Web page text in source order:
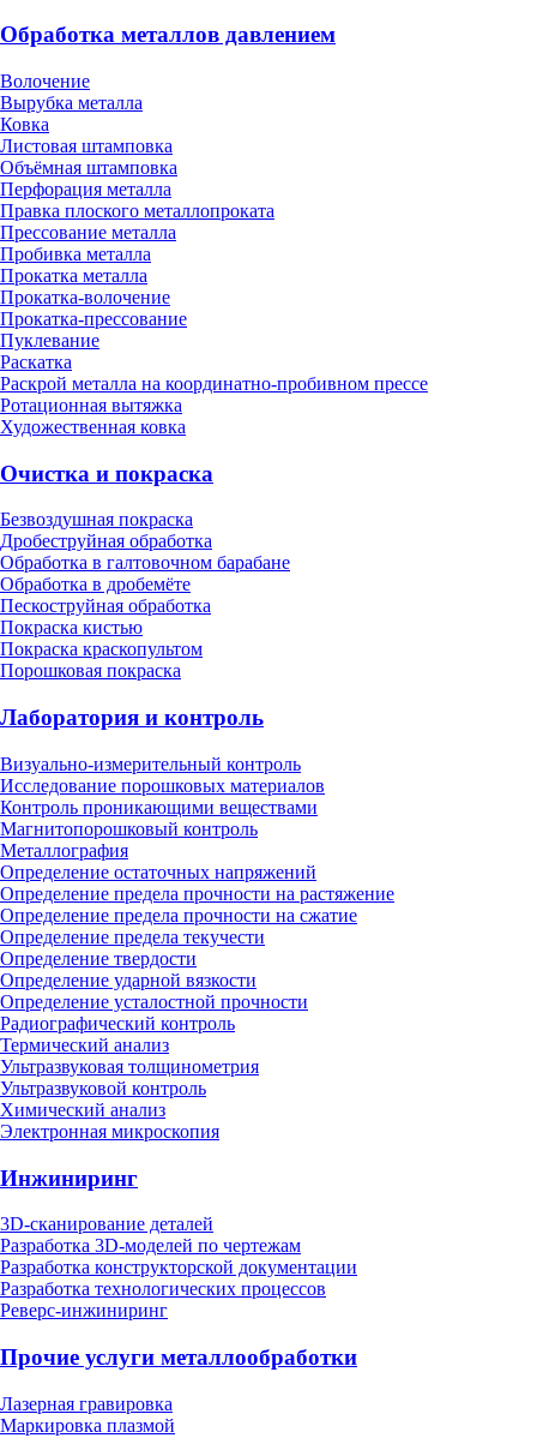
Обработка металлов давлением
Волочение
Вырубка металла
Ковка
Листовая штамповка
Объёмная штамповка
Перфорация металла
Правка плоского металлопроката
Прессование металла
Пробивка металла
Прокатка металла
Прокатка-волочение
Прокатка-прессование
Пуклевание
Раскатка
Раскрой металла на координатно-пробивном прессе
Ротационная вытяжка
Художественная ковка
Очистка и покраска
Безвоздушная покраска
Дробеструйная обработка
Обработка в галтовочном барабане
Обработка в дробемёте
Пескоструйная обработка
Покраска кистью
Покраска краскопультом
Порошковая покраска
Лаборатория и контроль
Визуально-измерительный контроль
Исследование порошковых материалов
Контроль проникающими веществами
Магнитопорошковый контроль
Металлография
Определение остаточных напряжений
Определение предела прочности на растяжение
Определение предела прочности на сжатие
Определение предела текучести
Определение твердости
Определение ударной вязкости
Определение усталостной прочности
Радиографический контроль
Термический анализ
Ультразвуковая толщинометрия
Ультразвуковой контроль
Химический анализ
Электронная микроскопия
Инжиниринг
3D-сканирование деталей
Разработка 3D-моделей по чертежам
Разработка конструкторской документации
Разработка технологических процессов
Реверс-инжиниринг
Прочие услуги металлообработки
Лазерная гравировка
Маркировка плазмой